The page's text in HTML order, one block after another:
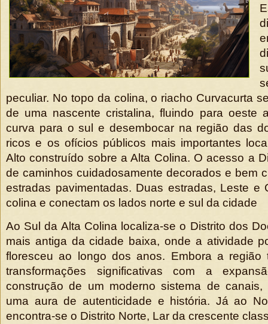
peculiar. No topo da colina, o riacho Curvacurta
de uma nascente cristalina, fluindo para oeste
curva para o sul e desembocar na região das
ricos e os ofícios públicos mais importantes
Alto construído sobre a Alta Colina. O acesso a
de caminhos cuidadosamente decorados e bem
estradas pavimentadas. Duas estradas, Leste e
colina e conectam os lados norte e sul da cidade
Ao Sul da Alta Colina localiza-se o Distrito dos
mais antiga da cidade baixa, onde a atividade
floresceu ao longo dos anos. Embora a região
transformações significativas com a
construção de um moderno sistema de
uma aura de autenticidade e história. Já ao
encontra-se o Distrito Norte, Lar da crescente